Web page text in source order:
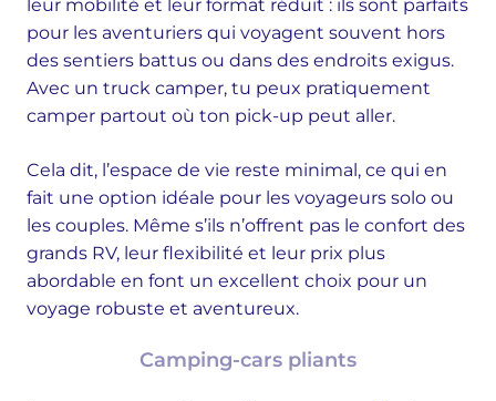
leur mobilité et leur format réduit : ils sont parfaits
pour les aventuriers qui voyagent souvent hors
des sentiers battus ou dans des endroits exigus.
Avec un truck camper, tu peux pratiquement
camper partout où ton pick-up peut aller.
Cela dit, l’espace de vie reste minimal, ce qui en
fait une option idéale pour les voyageurs solo ou
les couples. Même s’ils n’offrent pas le confort des
grands RV, leur flexibilité et leur prix plus
abordable en font un excellent choix pour un
voyage robuste et aventureux.
Camping-cars pliants